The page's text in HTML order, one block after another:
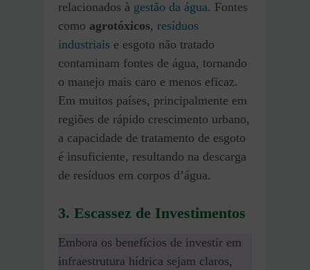
relacionados à gestão da água. Fontes
como agrotóxicos, resíduos
industriais e esgoto não tratado
contaminam fontes de água, tornando
o manejo mais caro e menos eficaz.
Em muitos países, principalmente em
regiões de rápido crescimento urbano,
a capacidade de tratamento de esgoto
é insuficiente, resultando na descarga
de resíduos em corpos d’água.
3. Escassez de Investimentos
Embora os benefícios de investir em
infraestrutura hídrica sejam claros,